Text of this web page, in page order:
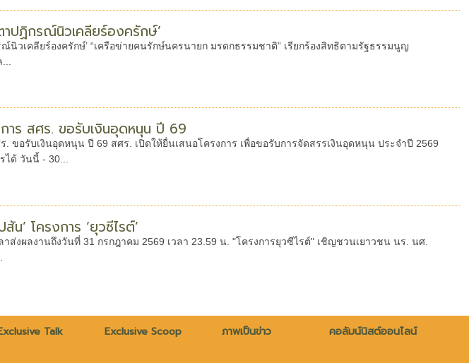
าปฏิกรณ์นิวเคลียร์องครักษ์’
นิวเคลียร์องครักษ์’ “เครือข่ายคนรักษ์นครนายก มรดกธรรมชาติ” เรียกร้องสิทธิตามรัฐธรรมนูญ
าร สศร. ขอรับเงินอุดหนุน ปี 69
. ขอรับเงินอุดหนุน ปี 69 สศร. เปิดให้ยื่นเสนอโครงการ เพื่อขอรับการจัดสรรเงินอุดหนุน ประจำปี 2569
ได้ วันนี้ - 30...
น’ โครงการ ‘ยุวซีไรต์’
าส่งผลงานถึงวันที่ 31 กรกฎาคม 2569 เวลา 23.59 น. "โครงการยุวซีไรต์" เชิญชวนเยาวชน นร. นศ.
Talk Exclusive Scoop ภาพเป็นข่าว คอลัมน์นิสต์ออนไลน์